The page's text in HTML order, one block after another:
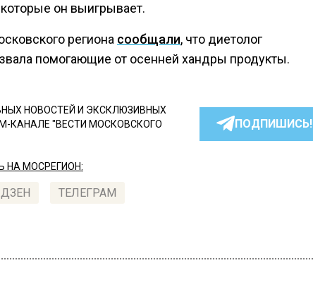
он выигрывает.
региона сообщали, что диетолог
помогающие от осенней хандры продукты.
НОВОСТЕЙ И ЭКСКЛЮЗИВНЫХ
КАНАЛЕ "ВЕСТИ МОСКОВСКОГО
ПОДПИШИСЬ!
НА МОСРЕГИОН:
ДЗЕН ТЕЛЕГРАМ